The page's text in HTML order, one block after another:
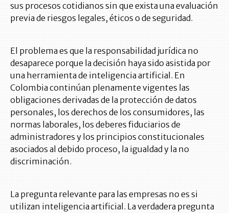
sus procesos cotidianos sin que exista una evaluación
previa de riesgos legales, éticos o de seguridad.
El problema es que la responsabilidad jurídica no
desaparece porque la decisión haya sido asistida por
una herramienta de inteligencia artificial. En
Colombia continúan plenamente vigentes las
obligaciones derivadas de la protección de datos
personales, los derechos de los consumidores, las
normas laborales, los deberes fiduciarios de
administradores y los principios constitucionales
asociados al debido proceso, la igualdad y la no
discriminación.
La pregunta relevante para las empresas no es si
utilizan inteligencia artificial. La verdadera pregunta